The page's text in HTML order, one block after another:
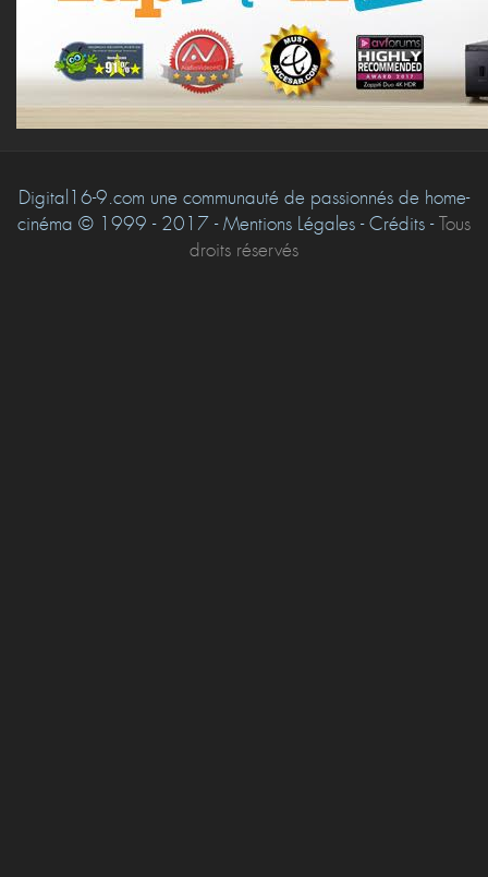
Digital16-9.com une communauté de passionnés de home-
cinéma © 1999 - 2017 - Mentions Légales - Crédits -Tous
droits réservés